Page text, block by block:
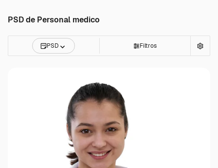
PSD de Personal medico
PSD Filtros